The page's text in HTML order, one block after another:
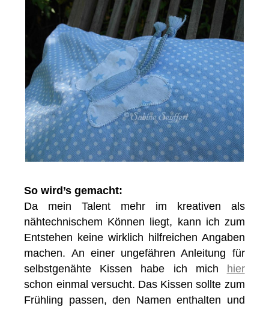
So wird’s gemacht:
Da mein Talent mehr im kreativen als
nähtechnischem Können liegt, kann ich zum
Entstehen keine wirklich hilfreichen Angaben
machen. An einer ungefähren Anleitung für
selbstgenähte Kissen habe ich mich
hier
schon einmal versucht. Das Kissen sollte zum
Frühling passen, den Namen enthalten und